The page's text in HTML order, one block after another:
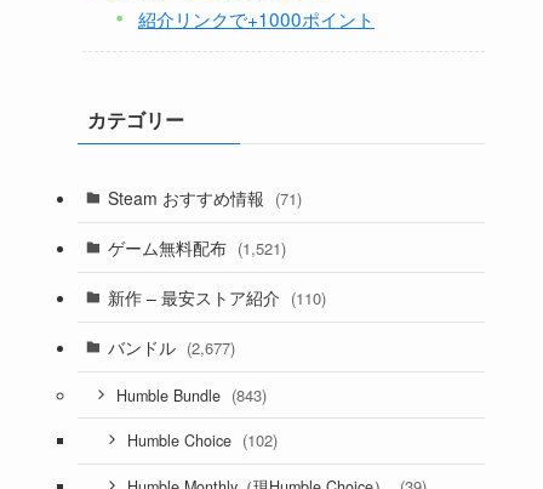
紹介リンクで+1000ポイント
カテゴリー
Steam おすすめ情報 (71)
ゲーム無料配布 (1,521)
新作 – 最安ストア紹介 (110)
バンドル (2,677)
Humble Bundle (843)
Humble Choice (102)